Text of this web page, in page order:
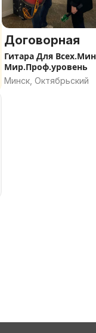
Договорная
Гитара Для
Мир.Проф.уровень
Минск, Октябрьский